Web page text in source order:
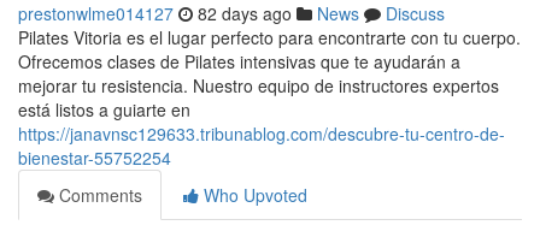
prestonwlme014127 82 days ago News
Discuss
Pilates Vitoria es el lugar perfecto para encontrarte con tu cuerpo.
Ofrecemos clases de Pilates intensivas que te ayudarán a
mejorar tu resistencia. Nuestro equipo de instructores expertos
está listos a guiarte en
https://janavnsc129633.tribunablog.com/descubre-tu-centro-de-
bienestar-55752254
Comments
Who Upvoted